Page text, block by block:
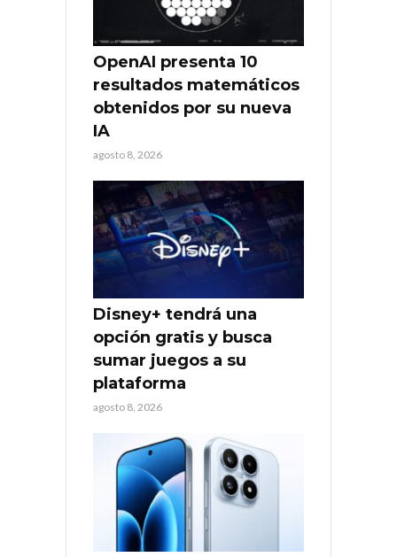
OpenAI presenta 10
resultados matemáticos
obtenidos por su nueva
IA
agosto 8, 2026
Disney+ tendrá una
opción gratis y busca
sumar juegos a su
plataforma
agosto 8, 2026